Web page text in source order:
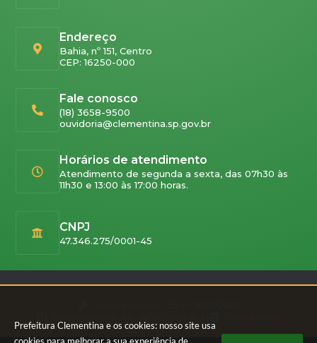
Prefeitura Clementina e os cookies: nosso site usa
Endereço
Bahia, nº 151, Centro
CEP: 16250-000
Fale conosco
(18) 3658-9500
ouvidoria@clementina.sp.gov.br
Horários de atendimento
Atendimento de segunda a sexta, das 07h30 às
11h30 e 13:00 às 17:00 horas.
CNPJ
47.346.275/0001-45